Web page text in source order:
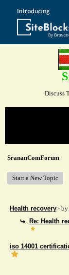
Discuss
SrananComForum
Start a New Topic
Health recovery - by
Re: Health
iso 14001